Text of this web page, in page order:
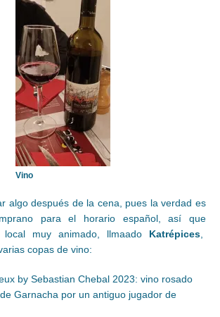
Vino
algo después de la cena, pues la verdad es
para el horario español, así que
muy animado, llmaado Katrépices,
copas de vino:
by Sebastian Chebal 2023: vino rosado
Garnacha por un antiguo jugador de